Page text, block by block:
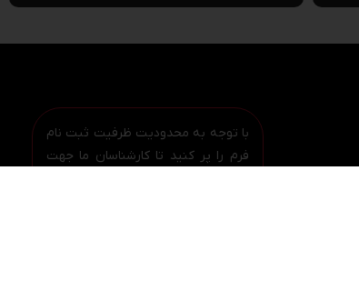
با توجه به محدودیت ظرفیت ثبت نام
فرم را پر کنید تا کارشناسان ما جهت